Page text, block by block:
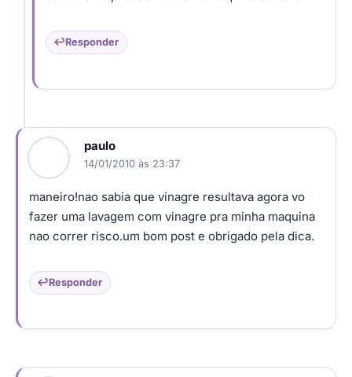
Responder
paulo
14/01/2010 às 23:37
maneiro!nao sabia que vinagre resultava agora vo
fazer uma lavagem com vinagre pra minha maquina
nao correr risco.um bom post e obrigado pela dica.
Responder